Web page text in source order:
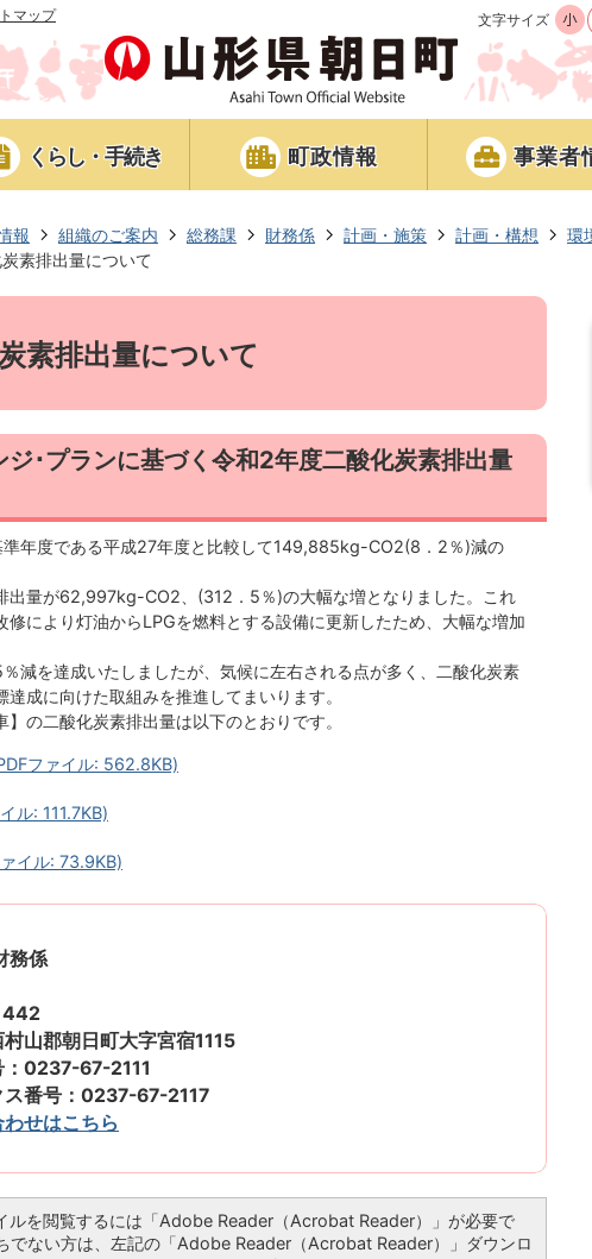
マップ 文字サイズ
くらし・手続き 町政情報 事業者
報 組織のご案内 総務課 財務係 計画・施策 計画・構想
環
素排出量について
素排出量について
･プランに基づく令和2年度二酸化炭素排出量
年度である平成27年度と比較して149,885kg-CO2(8．2％)減の
出量が62,997kg-CO2、(312．5％)の大幅な増となりました。これ
により灯油からLPGを燃料とする設備に更新したため、大幅な増加
減を達成いたしましたが、気候に左右される点が多く、二酸化炭素
成に向けた取組みを推進してまいります。
】の二酸化炭素排出量は以下のとおりです。
ファイル: 562.8KB)
ル: 111.7KB)
イル: 73.9KB)
務係
山郡朝日町大字宮宿1115
：0237-67-2111
ス番号：0237-67-2117
せはこちら
ルを閲覧するには「Adobe Reader（Acrobat Reader）」が必要で
でない方は、左記の「Adobe Reader（Acrobat Reader）」ダウンロ